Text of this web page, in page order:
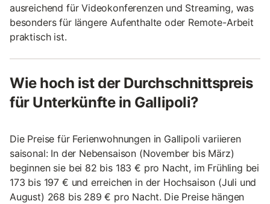
ausreichend für Videokonferenzen und Streaming, was
besonders für längere Aufenthalte oder Remote-Arbeit
praktisch ist.
Wie hoch ist der Durchschnittspreis
für Unterkünfte in Gallipoli?
Die Preise für Ferienwohnungen in Gallipoli variieren
saisonal: In der Nebensaison (November bis März)
beginnen sie bei 82 bis 183 € pro Nacht, im Frühling bei
173 bis 197 € und erreichen in der Hochsaison (Juli und
August) 268 bis 289 € pro Nacht. Die Preise hängen